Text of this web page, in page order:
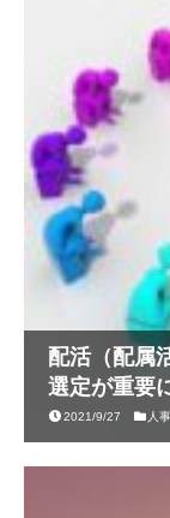
配活（配属
選定が重要
2021/9/27 人